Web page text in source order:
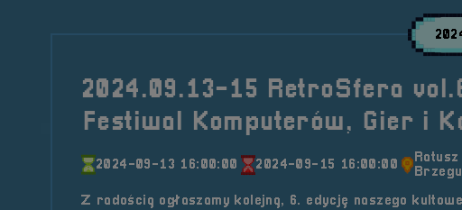
2024.09.13-15 RetroSfera
Festiwal Komputerów, Gier i
2024-09-13 16:00:00 2024-09-15 16:00:00
Brzegu
Z radością ogłaszamy kolejną, 6. edycję naszego